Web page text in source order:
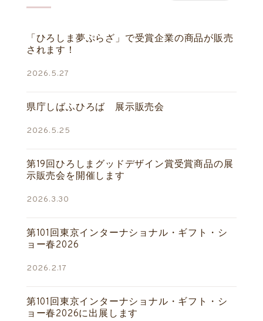
「ひろしま夢ぷらざ」で受賞企業の商品が販売
されます！
2026.5.27
県庁しばふひろば 展示販売会
2026.5.25
第19回ひろしまグッドデザイン賞受賞商品の展
示販売会を開催します
2026.3.30
第101回東京インターナショナル・ギフト・シ
ョー春2026
2026.2.17
第101回東京インターナショナル・ギフト・シ
ョー春2026に出展します